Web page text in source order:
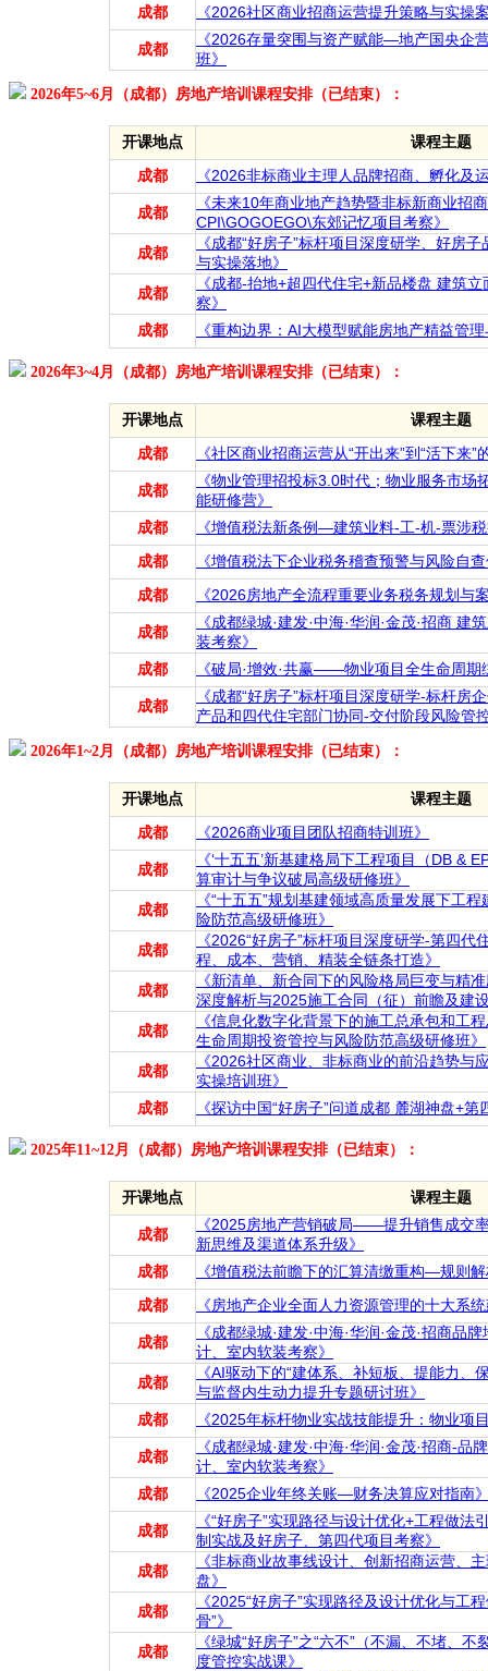
成都
《2026社区商业招商运营提升策略与实操
成都
《2026存量突围与资产赋能—地产国央企
班》
2026年5~6月（成都）房地产培训课程安排（已结束）：
开课地点 课程主题
成都 《2026非标商业主理人品牌招商、孵化及
成都
《未来10年商业地产趋势暨非标新商业招
CPI\GOGOEGO\东郊记忆项目考察》
成都
《成都“好房子”标杆项目深度研学、好房
与实操落地》
成都
《成都-抬地+超四代住宅+新品楼盘 建筑
察》
成都
《重构边界：AI大模型赋能房地产精益管
2026年3~4月（成都）房地产培训课程安排（已结束）：
开课地点 课程主题
成都 《社区商业招商运营从“开出来”到“活下来
成都
《物业管理招投标3.0时代；物业服务市场
能研修营》
成都
《增值税法新条例—建筑业料-工-机-票涉
成都
《增值税法下企业税务稽查预警与风险自
成都
《2026房地产全流程重要业务税务规划与
成都
《成都绿城·建发·中海·华润·金茂·招商 建
装考察》
成都
《破局·增效·共赢——物业项目全生命周
成都
《成都“好房子”标杆项目深度研学-标杆房
产品和四代住宅部门协同-交付阶段风险管
2026年1~2月（成都）房地产培训课程安排（已结束）：
开课地点 课程主题
成都 《2026商业项目团队招商特训班》
成都
《‘十五五’新基建格局下工程项目（DB &
算审计与争议破局高级研修班》
成都
《“十五五”规划基建领域高质量发展下工
险防范高级研修班》
成都
《2026“好房子”标杆项目深度研学-第四
程、成本、营销、精装全链条打造》
成都
《新清单、新合同下的风险格局巨变与
深度解析与2025施工合同（征）前瞻及建
成都
《信息化数字化背景下的施工总承包和工
生命周期投资管控与风险防范高级研修班》
成都
《2026社区商业、非标商业的前沿趋势与
实操培训班》
成都
《探访中国“好房子”问道成都 麓湖神盘+
2025年11~12月（成都）房地产培训课程安排（已结束）：
开课地点 课程主题
成都
《2025房地产营销破局——提升销售成交
新思维及渠道体系升级》
成都
《增值税法前瞻下的汇算清缴重构—规则
成都
《房地产企业全面人力资源管理的十大系
成都
《成都绿城·建发·中海·华润·金茂·招商品
计、室内软装考察》
成都
《AI驱动下的“建体系、补短板、提能力、
与监督内生动力提升专题研讨班》
成都
《2025年标杆物业实战技能提升：物业项
成都
《成都绿城·建发·中海·华润·金茂·招商-品
计、室内软装考察》
成都
《2025企业年终关账—财务决算应对指南
成都
《“好房子”实现路径与设计优化+工程做
制实战及好房子、第四代项目考察》
成都
《非标商业故事线设计、创新招商运营、
盘》
成都
《2025“好房子”实现路径及设计优化与工
骨”》
成都
《绿城“好房子”之“六不”（不漏、不堵、
度管控实战课》